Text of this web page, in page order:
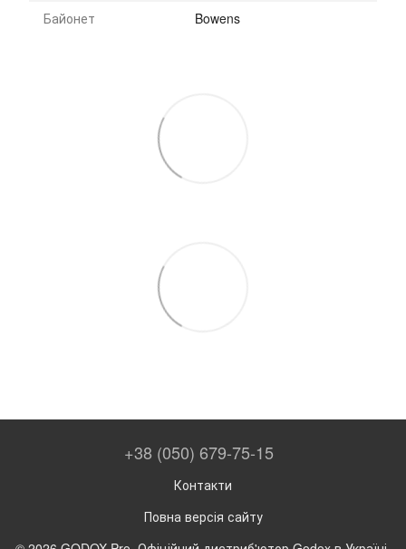
Байонет
Bowens
+38 (050) 679-75-15
Контакти
Повна версія сайту